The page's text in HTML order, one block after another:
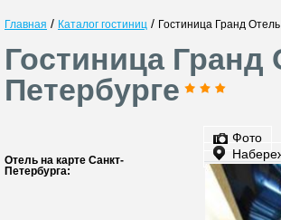
Главная / Каталог гостиниц / Гостиница Гранд
Гостиница Гранд
Петербурге
Отель на карте Санкт-
Петербурга:
Фото